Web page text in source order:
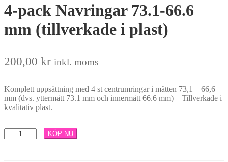
4-pack Navringar 73.1-66.6
mm (tillverkade i plast)
200,00 kr inkl. moms
Komplett uppsättning med 4 st centrumringar i måtten 73,1 – 66,6
mm (dvs. yttermått 73.1 mm och innermått 66.6 mm) – Tillverkade i
kvalitativ plast.
pack
KÖP NU